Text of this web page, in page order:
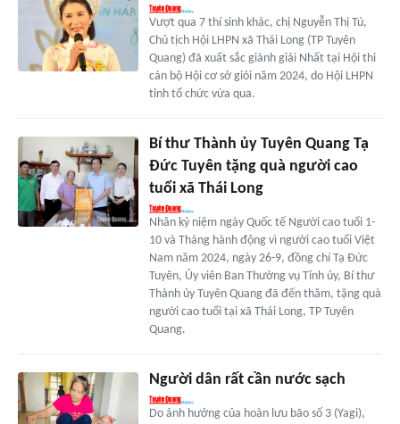
Vượt qua 7 thí sinh khác, chị Nguyễn Thị Tú,
Chủ tịch Hội LHPN xã Thái Long (TP Tuyên
Quang) đã xuất sắc giành giải Nhất tại Hội thi
cán bộ Hội cơ sở giỏi năm 2024, do Hội LHPN
tỉnh tổ chức vừa qua.
Bí thư Thành ủy Tuyên Quang Tạ
Đức Tuyên tặng quà người cao
tuổi xã Thái Long
Nhân kỷ niệm ngày Quốc tế Người cao tuổi 1-
10 và Tháng hành động vì người cao tuổi Việt
Nam năm 2024, ngày 26-9, đồng chí Tạ Đức
Tuyên, Ủy viên Ban Thường vụ Tỉnh ủy, Bí thư
Thành ủy Tuyên Quang đã đến thăm, tặng quà
người cao tuổi tại xã Thái Long, TP Tuyên
Quang.
Người dân rất cần nước sạch
Do ảnh hưởng của hoàn lưu bão số 3 (Yagi),